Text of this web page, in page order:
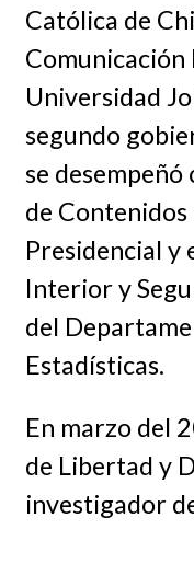
Católica de
Comunicación
Universidad
segundo
se desempeñó
de
Presidencial y
Interior y
del
Estadísticas.
En marzo del
de Libertad y
investigador